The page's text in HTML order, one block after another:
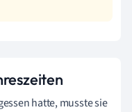
hatte, musste sie